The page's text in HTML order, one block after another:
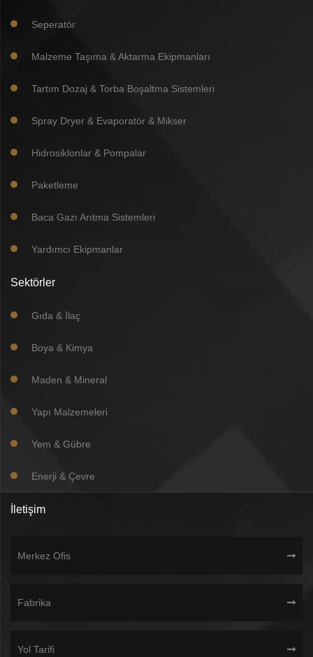
Seperatör
Malzeme Taşıma & Aktarma Ekipmanları
Tartım Dozaj & Torba Boşaltma Sistemleri
Spray Dryer & Evaporatör & Mikser
Hidrosiklonlar & Pompalar
Paketleme
Baca Gazı Arıtma Sistemleri
Yardımcı Ekipmanlar
Sektörler
Gıda & İlaç
Boya & Kimya
Maden & Mineral
Yapı Malzemeleri
Yem & Gübre
Enerji & Çevre
İletişim
Merkez Ofis
Fabrika
Yol Tarifi